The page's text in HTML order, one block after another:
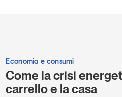
Economia e consumi
Come la crisi
carrello e la casa